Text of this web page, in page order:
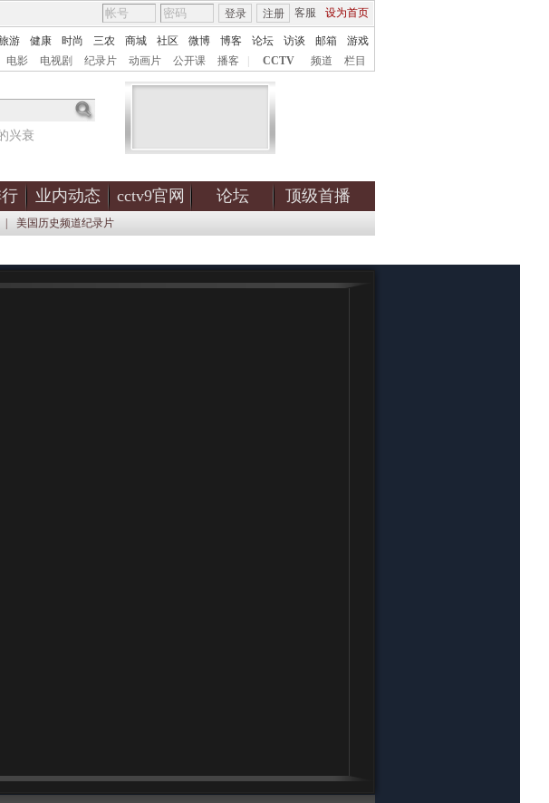
客服 设为首页
登录 注册
游 健康 时尚 三农 商城 社区 微博 博客 论坛 访谈 邮箱
游戏
电影 电视剧 纪录片 动画片 公开课 播客 CCTV 频道 栏目
兴衰
业内动态 cctv9官网 论坛 顶级首播
美国历史频道纪录片